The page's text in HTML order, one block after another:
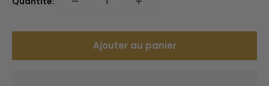
Ajouter au panier